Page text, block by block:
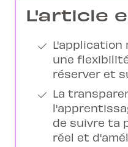
L'article
une
réserver et
La
de suivre ta
réel et